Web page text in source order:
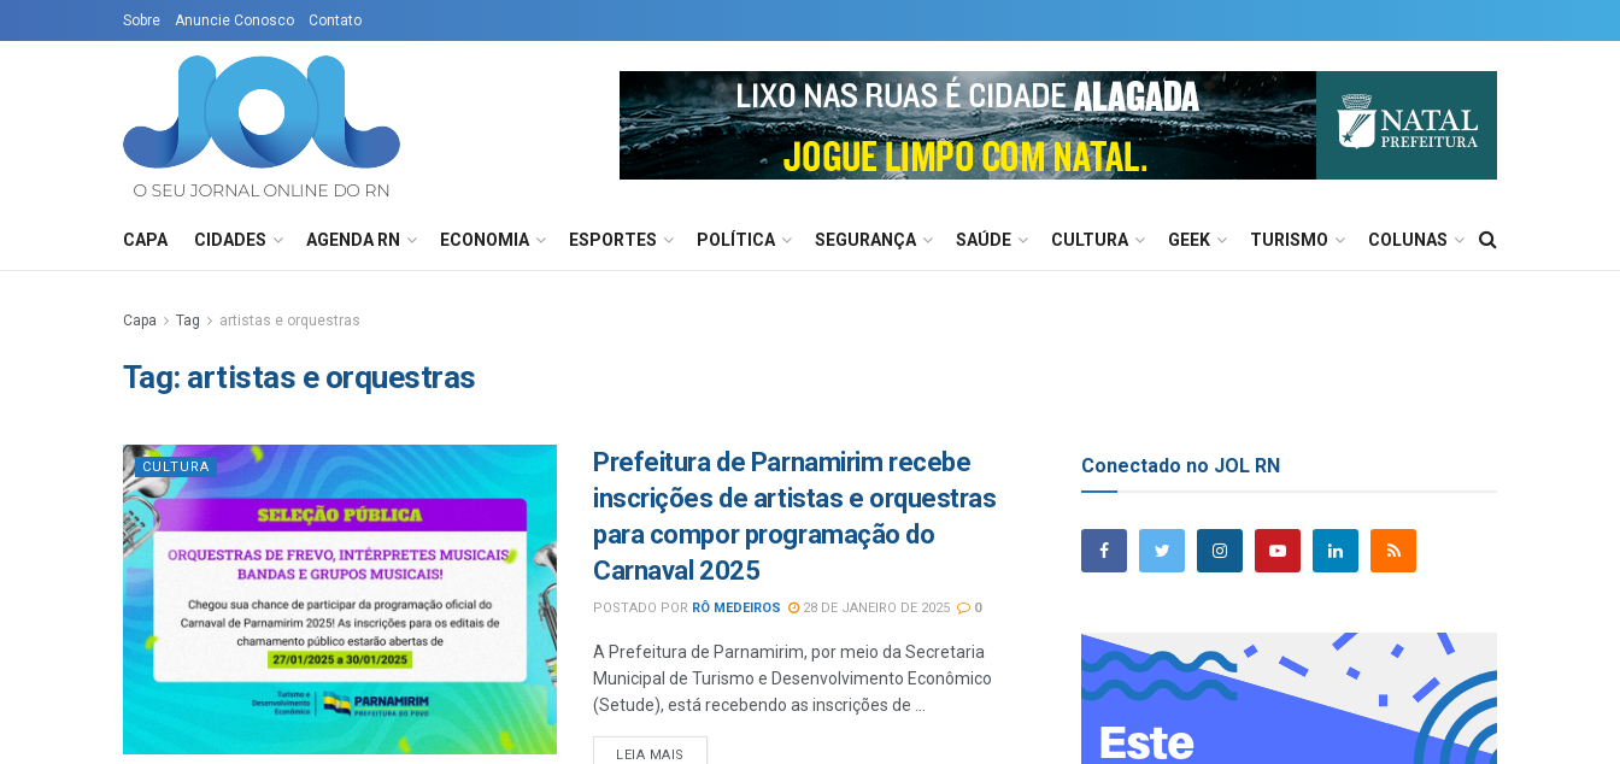
Sobre Anuncie Conosco Contato
CAPA CIDADES AGENDA RN ECONOMIA ESPORTES POLÍTICA SEGURANÇA SAÚDE CULTURA GEEK TURISMO COLUNAS
Capa Tag artistas e orquestras
Tag: artistas e orquestras
CULTURA
Prefeitura de Parnamirim recebe
inscrições de artistas e orquestras
para compor programação do
Carnaval 2025
POSTADO POR RÔ MEDEIROS 28 DE JANEIRO DE 2025 0
A Prefeitura de Parnamirim, por meio da Secretaria
Municipal de Turismo e Desenvolvimento Econômico
(Setude), está recebendo as inscrições de ...
LEIA MAIS
Conectado no JOL RN